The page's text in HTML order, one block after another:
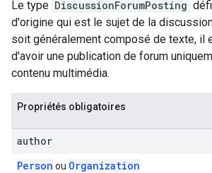
Le type DiscussionForumPosting
d'origine qui est le sujet de la
soit généralement composé de texte, il
d'avoir une publication de forum
contenu multimédia.
Propriétés obligatoires
author
Person ou Organization